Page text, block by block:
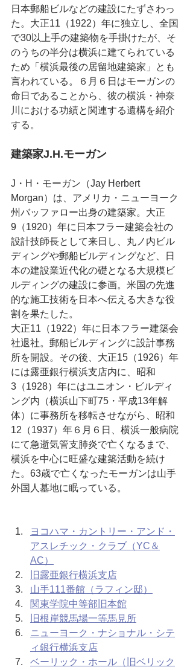
日本郵船ビルなどの建設にたずさわっ
た。大正11（1922）年に独立し、全国
で30以上手の建築物を手掛けたが、そ
のうちの半分は横浜に建てられている
ため「横浜最後の居留地建築家」とも
言われている。６月６日はモーガンの
命日であることから、彼の横浜・神奈
川における功績と関連する遺構を紹介
する。
建築家J.H.モーガン
J・H・モーガン（Jay Herbert
Morgan）は、アメリカ・ニューヨーク
州バッファロー出身の建築家。大正
9（1920）年に日本フラー建築会社の
設計技師長として来日し、丸ノ内ビル
ディングや郵船ビルディングなど、日
本の建設業近代化の礎となる大規模ビ
ルディングの建設に参画。米国の先進
的な施工技術を日本へ伝える大きな役
割を果たした。
大正11（1922）年に日本フラー建築会
社退社。郵船ビルディングに設計事務
所を開設。その後、大正15（1926）年
には露亜銀行横浜支店内に、昭和
3（1928）年にはユニオン・ビルディ
ング内（横浜山下町75・平成13年解
体）に事務所を移転させながら、昭和
12（1937）年６月６日、横浜一般病院
にて急逝気管支肺炎で亡くなるまで、
横浜を中心に旺盛な建築活動を続け
た。63歳で亡くなったモーガンは山手
外国人墓地に眠っている。
ヨコハマ・カントリー・アンド・
アスレチック・クラブ（YC＆
AC）
旧露亜銀行横浜支店
山手111番館（ラフィン邸）
関東学院中等部旧本館
旧根岸競馬場一等馬見所
ニューヨーク・ナショナル・シテ
ィ銀行横浜支店
ベーリック・ホール（旧ベリック